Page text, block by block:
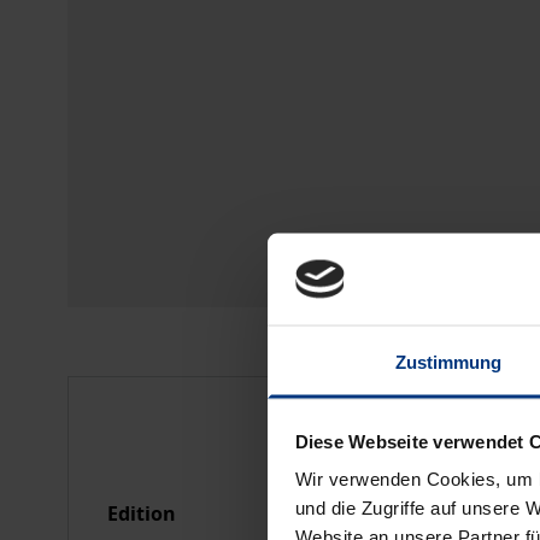
Zustimmung
Diese Webseite verwendet
Wir verwenden Cookies,
und die Zugriffe auf unsere
Bibliographical data
Edition
1